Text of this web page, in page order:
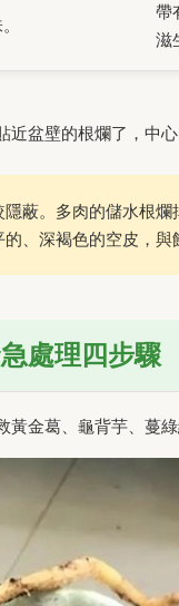
帶
滋
盆壁的根爛了，中
蔽。多肉的儲水根
、深褐色的空皮，與
處理四步驟
金葛、龜背芋、蔓